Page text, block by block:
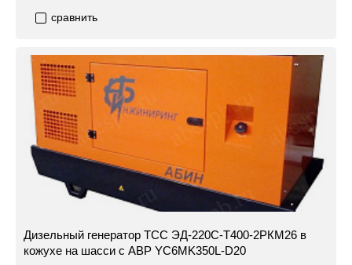
сравнить
Дизельный генератор ТСС ЭД-220С-Т400-2РКМ26 в
кожухе на шасси с АВР YC6MK350L-D20